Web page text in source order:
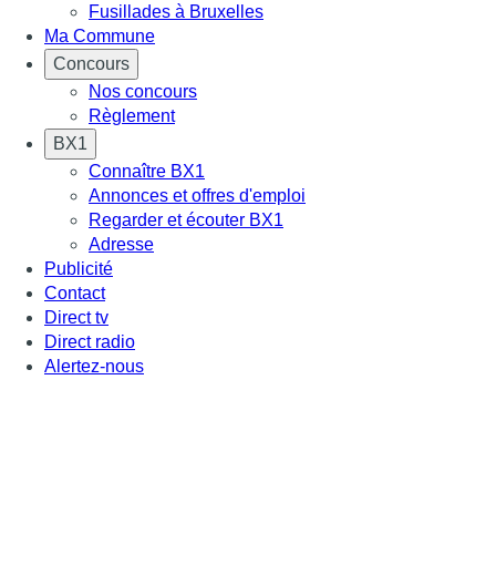
Fusillades à Bruxelles
Ma Commune
Concours
Nos concours
Règlement
BX1
Connaître BX1
Annonces et offres d'emploi
Regarder et écouter BX1
Adresse
Publicité
Contact
Direct tv
Direct radio
Alertez-nous